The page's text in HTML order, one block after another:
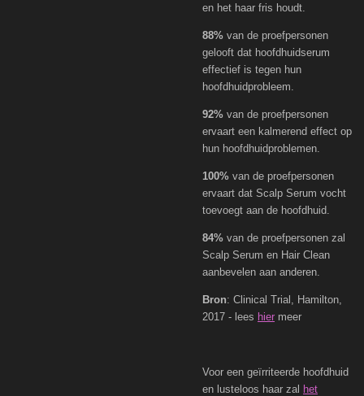
en het haar fris houdt.
88% van de proefpersonen
gelooft dat hoofdhuidserum
effectief is tegen hun
hoofdhuidprobleem.
92% van de proefpersonen
ervaart een kalmerend effect op
hun hoofdhuidproblemen.
100% van de proefpersonen
ervaart dat Scalp Serum vocht
toevoegt aan de hoofdhuid.
84% van de proefpersonen zal
Scalp Serum en Hair Clean
aanbevelen aan anderen.
Bron: Clinical Trial, Hamilton,
2017 - lees hier meer
Voor een geïrriteerde hoofdhuid
en lusteloos haar zal het